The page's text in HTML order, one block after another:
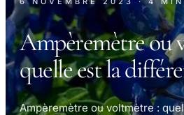
Ampèremètre ou
quelle est la
Ampèremètre ou voltmètre :